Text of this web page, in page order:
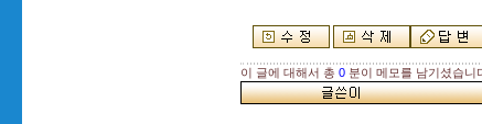
이 글에 대해서 총 0분이 메모를 남기셨습니